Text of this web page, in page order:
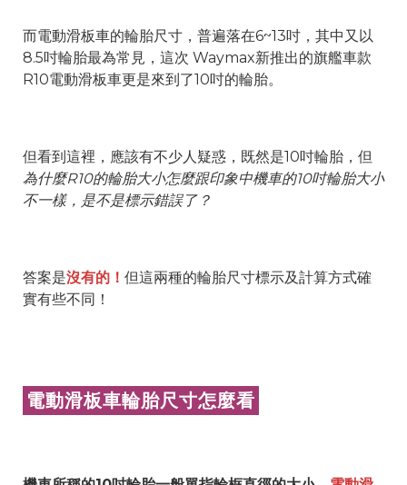
而電動滑板車的輪胎尺寸，普遍落在6~13吋，其中又以
8.5吋輪胎最為常見，這次 Waymax新推出的旗艦車款
R10電動滑板車更是來到了10吋的輪胎。
但看到這裡，應該有不少人疑惑，既然是10吋輪胎，但
為什麼R10的輪胎大小怎麼跟印象中機車的10吋輪胎大小
不一樣，是不是標示錯誤了？
答案是沒有的！ 但這兩種的輪胎尺寸標示及計算方式確
實有些不同！
電動滑板車輪胎尺寸怎麼看